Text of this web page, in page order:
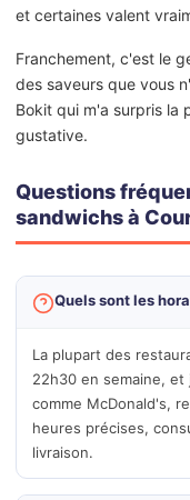
et certaines valent
Franchement, c'est le
des saveurs que vous
Bokit qui m'a surpris la
gustative.
Questions
sandwichs à
Quels sont les
La plupart des
22h30 en semaine,
comme McDonald's,
heures précises,
livraison.